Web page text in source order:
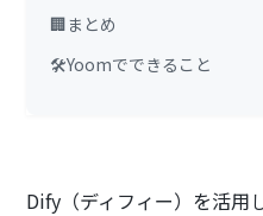
🏢まとめ
🛠️Yoomでできること
Dify（ディフィー）を活用